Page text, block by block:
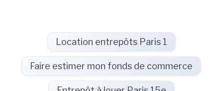
Location entrepôts Paris 1
Faire estimer mon fonds de commerce